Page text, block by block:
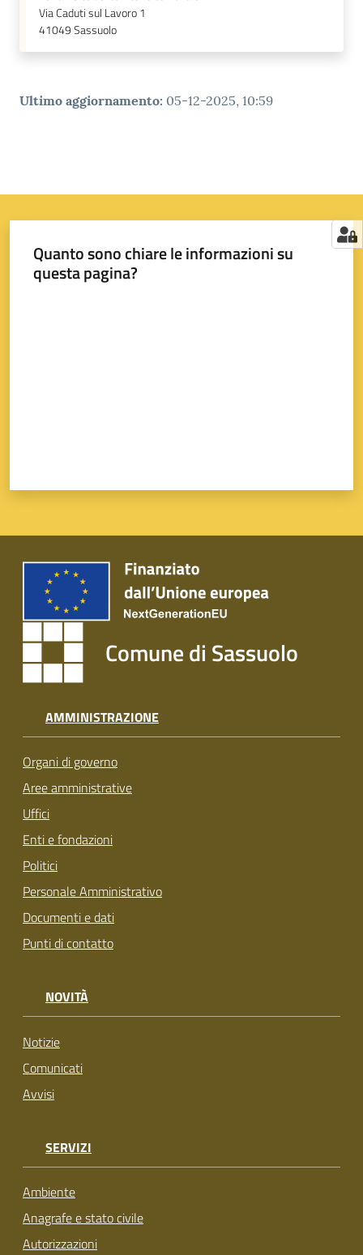
Via Caduti sul Lavoro 1
41049Sassuolo
Ultimo aggiornamento: 05-12-2025, 10:59
Quanto sono chiare le informazioni su
questa pagina?
Comune di Sassuolo
AMMINISTRAZIONE
Organi di governo
Aree amministrative
Uffici
Enti e fondazioni
Politici
Personale Amministrativo
Documenti e dati
Punti di contatto
NOVITÀ
Notizie
Comunicati
Avvisi
SERVIZI
Ambiente
Anagrafe e stato civile
Autorizzazioni